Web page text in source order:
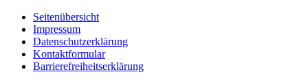
Seitenübersicht
Impressum
Datenschutzerklärung
Kontaktformular
Barrierefreiheitserklärung